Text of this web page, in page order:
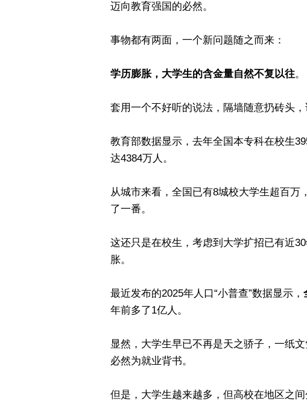
迈向教育强国的必然。
事物都有两面，一个新问题随之而来：
学历膨胀，大学生的含金量自然不复以往。
套用一个不好听的说法，隔墙随意扔砖头，
教育部数据显示，去年全国本专科在校生
达4384万人。
从城市来看，全国已有8城校大学生超百万
了一番。
这还只是在校生，考虑到大学扩招已有近
胀。
最近发布的2025年人口“小普查”数据显示，
年前多了1亿人。
显然，大学生早已不再是天之骄子，一纸
必然为就业背书。
但是，大学生越来越多，但高校在地区之